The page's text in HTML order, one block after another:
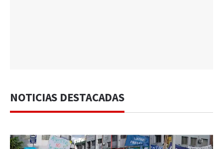
NOTICIAS DESTACADAS